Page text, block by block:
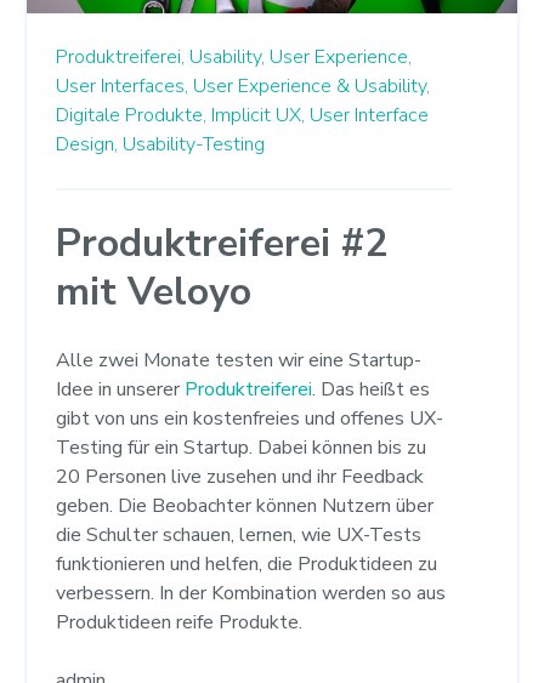
Produktreiferei, Usability, User Experience,
User Interfaces, User Experience & Usability,
Digitale Produkte, Implicit UX, User Interface
Design, Usability-Testing
Produktreiferei #2
mit Veloyo
Alle zwei Monate testen wir eine Startup-
Idee in unserer Produktreiferei. Das heißt es
gibt von uns ein kostenfreies und offenes UX-
Testing für ein Startup. Dabei können bis zu
20 Personen live zusehen und ihr Feedback
geben. Die Beobachter können Nutzern über
die Schulter schauen, lernen, wie UX-Tests
funktionieren und helfen, die Produktideen zu
verbessern. In der Kombination werden so aus
Produktideen reife Produkte.